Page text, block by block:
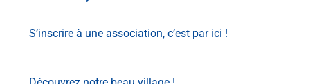
S’inscrire à une association, c’est par ici !